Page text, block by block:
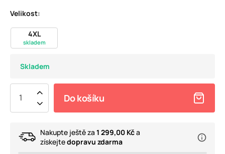
Velikost:
4XL
skladem
Skladem
Do košíku
Nakupte ještě za 1 299,00 Kča
získejtedopravu zdarma